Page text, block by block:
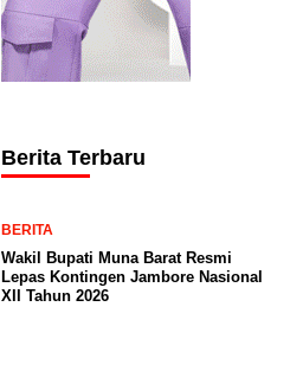
Berita Terbaru
BERITA
Wakil Bupati Muna Barat Resmi
Lepas Kontingen Jambore Nasional
XII Tahun 2026